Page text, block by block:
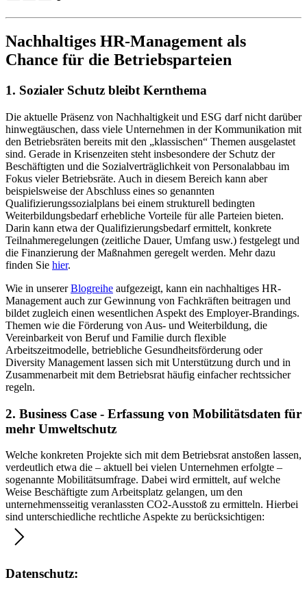
Nachhaltiges HR-Management als
Chance für die Betriebsparteien
1. Sozialer Schutz bleibt Kernthema
Die aktuelle Präsenz von Nachhaltigkeit und ESG darf nicht darüber
hinwegtäuschen, dass viele Unternehmen in der Kommunikation mit
den Betriebsräten bereits mit den „klassischen“ Themen ausgelastet
sind. Gerade in Krisenzeiten steht insbesondere der Schutz der
Beschäftigten und die Sozialverträglichkeit von Personalabbau im
Fokus vieler Betriebsräte. Auch in diesem Bereich kann aber
beispielsweise der Abschluss eines so genannten
Qualifizierungssozialplans bei einem strukturell bedingten
Weiterbildungsbedarf erhebliche Vorteile für alle Parteien bieten.
Darin kann etwa der Qualifizierungsbedarf ermittelt, konkrete
Teilnahmeregelungen (zeitliche Dauer, Umfang usw.) festgelegt und
die Finanzierung der Maßnahmen geregelt werden. Mehr dazu
finden Sie hier.
Wie in unsererBlogreihe aufgezeigt, kann ein nachhaltiges HR-
Management auch zur Gewinnung von Fachkräften beitragen und
bildet zugleich einen wesentlichen Aspekt des Employer-Brandings.
Themen wie die Förderung von Aus- und Weiterbildung, die
Vereinbarkeit von Beruf und Familie durch flexible
Arbeitszeitmodelle, betriebliche Gesundheitsförderung oder
Diversity Management lassen sich mit Unterstützung durch und in
Zusammenarbeit mit dem Betriebsrat häufig einfacher rechtssicher
regeln.
2. Business Case - Erfassung von Mobilitätsdaten für
mehr Umweltschutz
Welche konkreten Projekte sich mit dem Betriebsrat anstoßen lassen,
verdeutlich etwa die – aktuell bei vielen Unternehmen erfolgte –
sogenannte Mobilitätsumfrage. Dabei wird ermittelt, auf welche
Weise Beschäftigte zum Arbeitsplatz gelangen, um den
unternehmensseitig veranlassten CO2-Ausstoß zu ermitteln. Hierbei
sind unterschiedliche rechtliche Aspekte zu berücksichtigen:
Datenschutz: